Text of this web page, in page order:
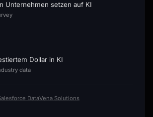
Unternehmen setzen auf KI
Dollar in KI
data
DataVena Solutions